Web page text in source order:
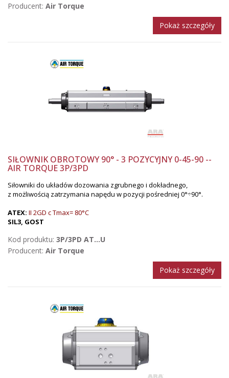
Producent: Air Torque
Pokaż szczegóły
SIŁOWNIK OBROTOWY 90° - 3 POZYCYJNY 0-45-90 --
AIR TORQUE 3P/3PD
Siłowniki do układów dozowania zgrubnego i dokładnego,
z możliwością zatrzymania napędu w pozycji pośredniej 0°÷90°.
ATEX: II 2GD c Tmax= 80°C
SIL3, GOST
Kod produktu: 3P/3PD AT...U
Producent: Air Torque
Pokaż szczegóły